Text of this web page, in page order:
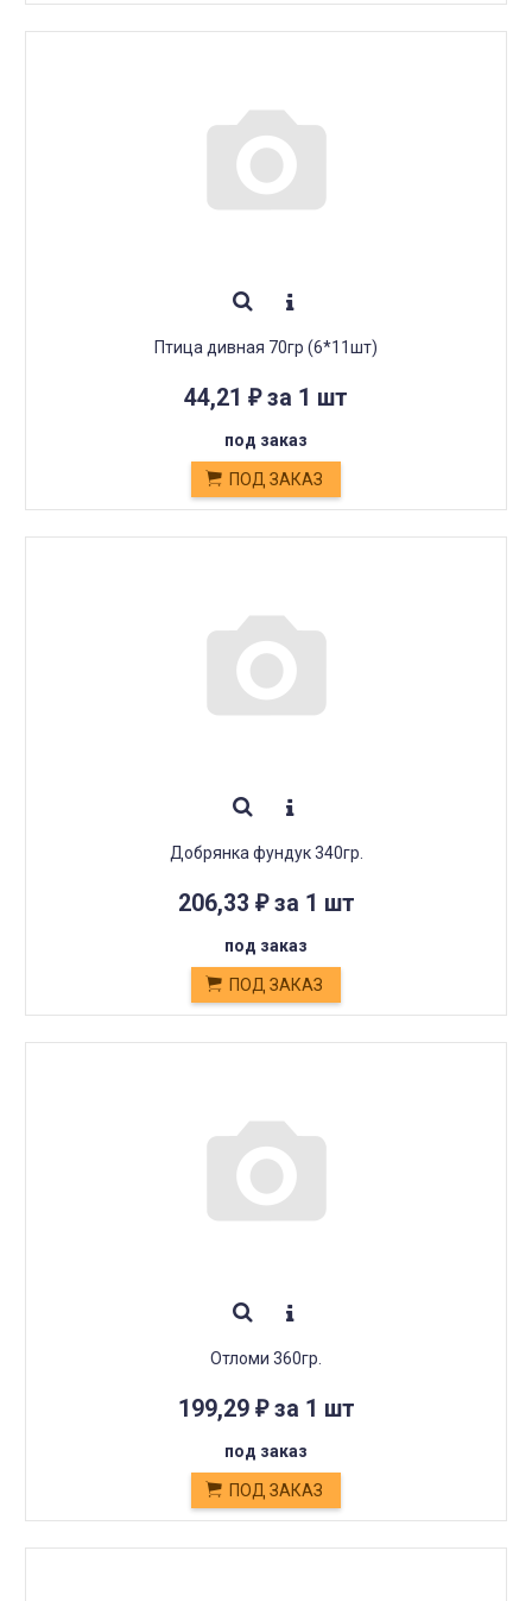
Птица дивная 70гр (6*11шт)
44,21 ₽за 1 шт
под заказ
ПОД ЗАКАЗ
Добрянка фундук 340гр.
206,33 ₽за 1 шт
под заказ
ПОД ЗАКАЗ
Отломи 360гр.
199,29 ₽за 1 шт
под заказ
ПОД ЗАКАЗ